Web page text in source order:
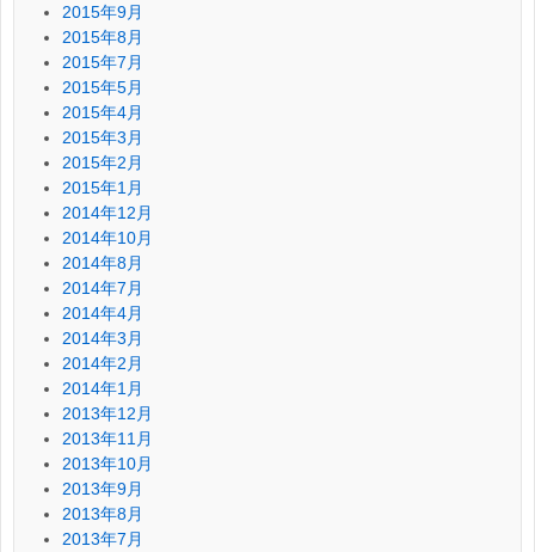
2015年9月
2015年8月
2015年7月
2015年5月
2015年4月
2015年3月
2015年2月
2015年1月
2014年12月
2014年10月
2014年8月
2014年7月
2014年4月
2014年3月
2014年2月
2014年1月
2013年12月
2013年11月
2013年10月
2013年9月
2013年8月
2013年7月